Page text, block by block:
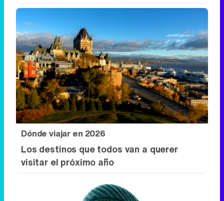
Dónde viajar en 2026
Los destinos que todos van a querer
visitar el próximo año